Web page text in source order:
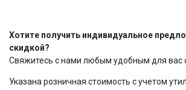
Хотите получить индивидуальное
скидкой?
Свяжитесь с нами любым удобным для вас
Указана розничная стоимость с учетом